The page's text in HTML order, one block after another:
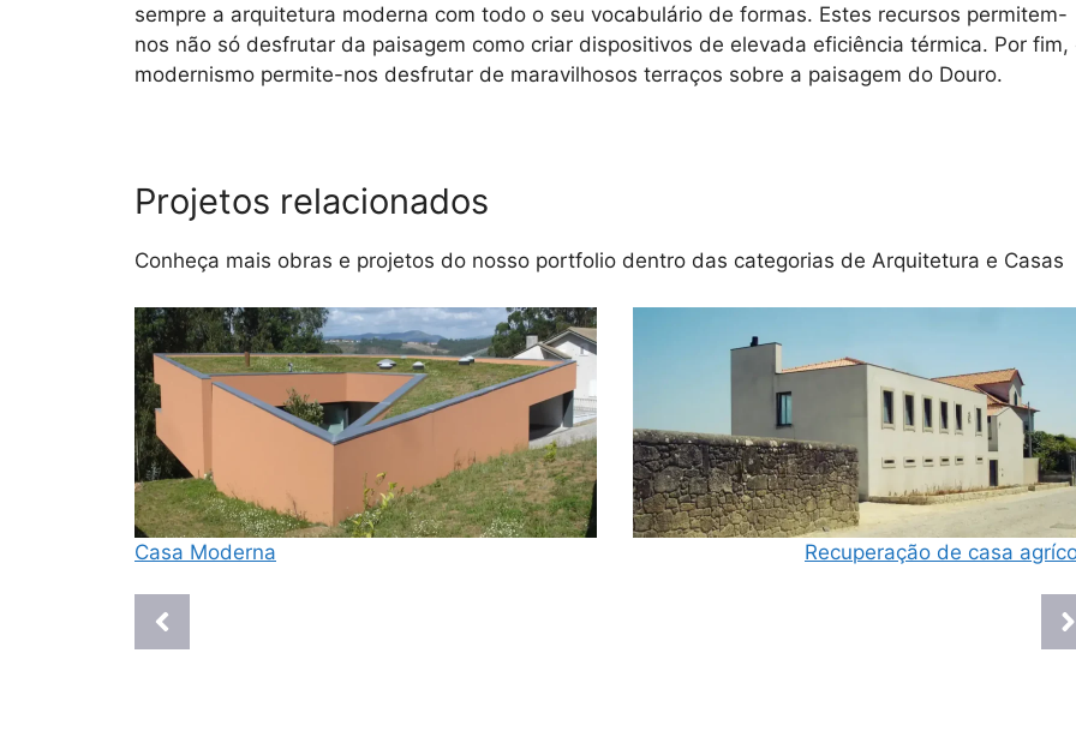
sempre a arquitetura moderna com todo o seu vocabulário de formas. Estes recursos permitem-
nos não só desfrutar da paisagem como criar dispositivos de elevada eficiência térmica. Por fim,
modernismo permite-nos desfrutar de maravilhosos terraços sobre a paisagem do Douro.
Projetos relacionados
Conheça mais obras e projetos do nosso portfolio dentro das categorias de Arquitetura e Casas
Casa Moderna Recuperação de casa